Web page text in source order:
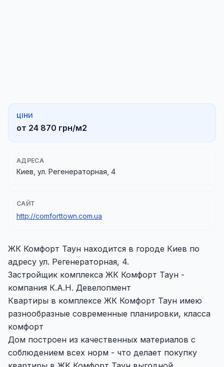
ЦІНИ
от 24 870 грн/м2
АДРЕСА
Киев, ул. Регенераторная, 4
САЙТ
http://comforttown.com.ua
ЖК Комфорт Таун находится в городе Киев по
адресу ул. Регенераторная, 4.
Застройщик комплекса ЖК Комфорт Таун -
компания К.А.Н. Девелопмент
Квартиры в комплексе ЖК Комфорт Таун имею
разнообразные современные планировки, класса
комфорт
Дом построен из качественных материалов с
соблюдением всех норм - что делает покупку